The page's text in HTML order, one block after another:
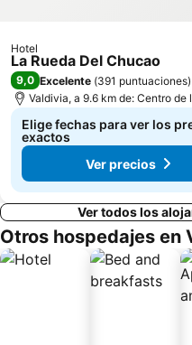
Hotel
La Rueda Del Chucao
9,0 Excelente (391 puntuaciones)
Valdivia, a 9.6 km de: Centro de
Elige fechas para ver los
exactos
Ver precios
Ver todos los
Otros hospedajes en